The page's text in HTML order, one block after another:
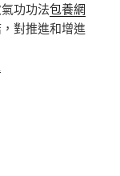
功功法包養網
對推進和增進